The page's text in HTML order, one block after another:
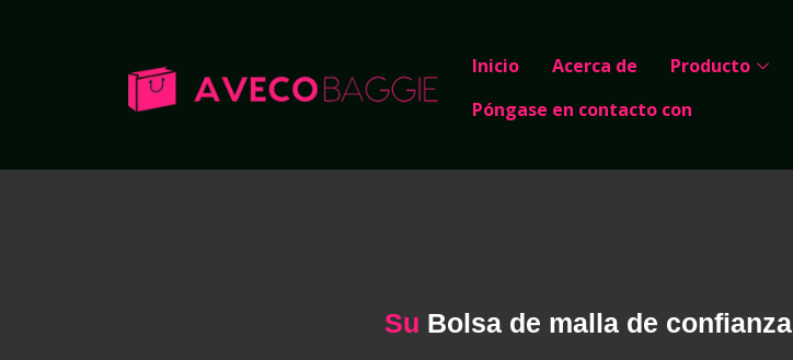
Inicio Acerca de Producto
Póngase en contacto con
Su Bolsa de malla de confianza